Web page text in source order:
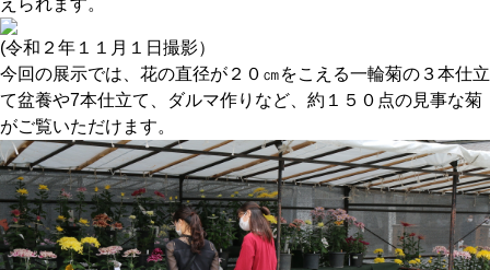
えられます。
(令和２年１１月１日撮影）
今回の展示では、花の直径が２０㎝をこえる一輪菊の３本仕立
て盆養や7本仕立て、ダルマ作りなど、約１５０点の見事な菊
がご覧いただけます。